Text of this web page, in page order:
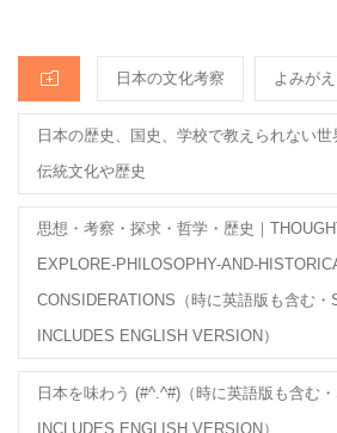
CATEGORIES
日本の文化考察 よみが
日本の歴史、国史、学校で教えられない
伝統文化や歴史
思想・考察・探求・哲学・歴史｜
EXPLORE-PHILOSOPHY-AND-
CONSIDERATIONS（時に英語版も含む・
INCLUDES ENGLISH VERSION）
日本を味わう (#^.^#)（時に英語版も含む
INCLUDES ENGLISH VERSION）